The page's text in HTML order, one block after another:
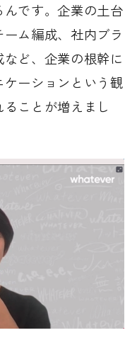
です。企業の土台
ム編成、社内ブラ
ど、企業の根幹に
ーションという観
ことが増えまし